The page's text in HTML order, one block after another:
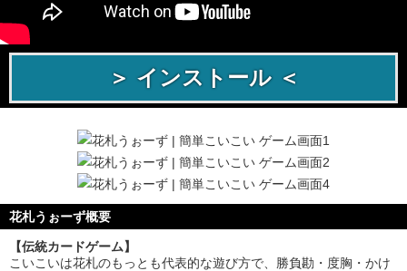
＞ インストール ＜
花札うぉーず概要
【伝統カードゲーム】
こいこいは花札のもっとも代表的な遊び方で、勝負勘・度胸・かけ